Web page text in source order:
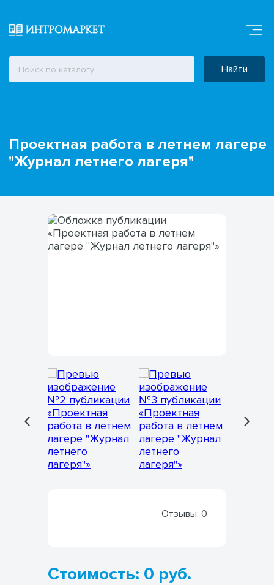
Найти
Проектная работа в летнем лагере
"Журнал летнего лагеря"
‹ ›
Отзывы: 0
Стоимость: 0 руб.